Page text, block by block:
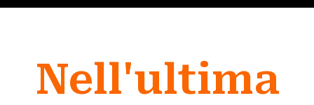
Nell'ultima